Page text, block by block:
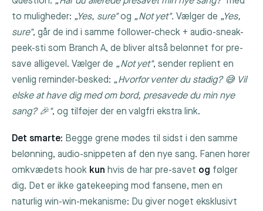
to muligheder: „Yes, sure"og „Not yet". Vælger de „Yes,
sure", går de ind i samme follower-check + audio-sneak-
peek-sti som Branch A, de bliver altså belønnet for pre-
save alligevel. Vælger de „Not yet", sender replient en
venlig reminder-besked: „Hvorfor venter du stadig? 😅 Vil
elske at have dig med om bord, presavede du min nye
sang? 🎉", og tilføjer der en valgfri ekstra link.
Det smarte: Begge grene mødes til sidst i den samme
belønning, audio-snippeten af den nye sang. Fanen hører
omkvædets hook kun hvis de har pre-savet og følger
dig. Det er ikke gatekeeping mod fansene, men en
naturlig win-win-mekanisme: Du giver noget eksklusivt